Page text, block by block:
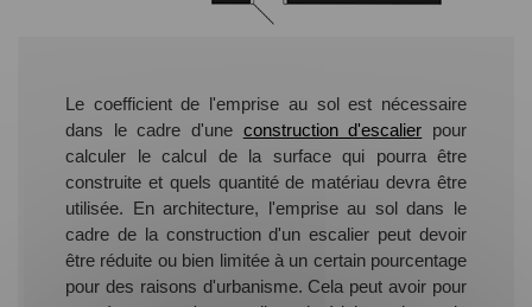
Le coefficient de l'emprise au sol est nécessaire
dans le cadre d'une construction d'escalier pour
calculer le calcul de la surface qui pourra être
construite et quels quantité de matériau devra être
utilisée. En architecture, l'emprise au sol dans le
cadre de la construction d'un escalier peut devoir
être réduite ou bien limitée à un certain pourcentage
pour des raisons d'urbanisme. Cela peut avoir pour